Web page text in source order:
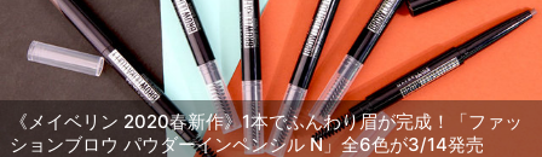
《メイベリン 2020春新作》1本でふんわり眉が完成！「ファッ
ションブロウ パウダーインペンシル N」全6色が3/14発売